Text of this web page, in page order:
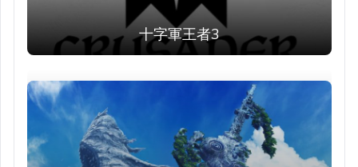
十字軍王者3